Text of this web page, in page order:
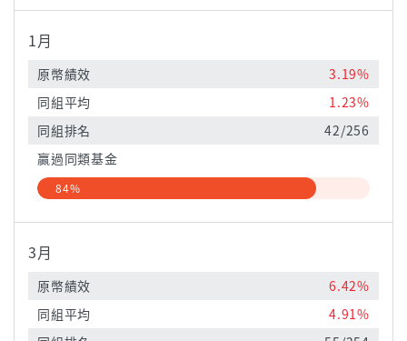
1月
原幣績效
3.19%
同組平均
1.23%
同組排名
42/256
贏過同類基金
84%
3月
原幣績效
6.42%
同組平均
4.91%